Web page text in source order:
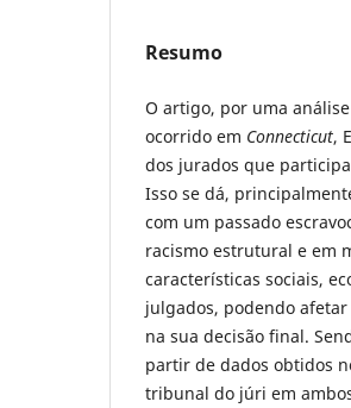
Resumo
O artigo, por uma
ocorrido em Connecticut,
dos jurados que
Isso se dá,
com um passado
racismo estrutural e em
características sociais,
julgados, podendo
na sua decisão final.
partir de dados obtidos
tribunal do júri em